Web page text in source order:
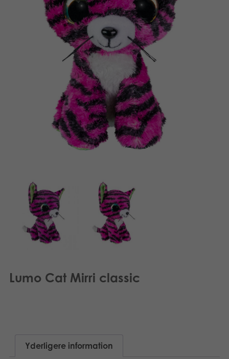
Bøger
Applikationer
Arkiverede produkter
Norsk
Polski
Svenska
Lumo Cat Mirri classic
Yderligere information